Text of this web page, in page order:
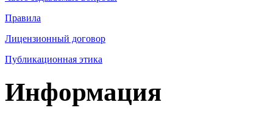
Правила
Лицензионный договор
Публикационная этика
Информация